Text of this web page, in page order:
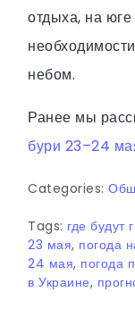
отдыха, на
небом.
Ранее мы
бури 23–24
Categories:
Tags: где будут
23 мая, погода
24 мая, погода
в Украине,